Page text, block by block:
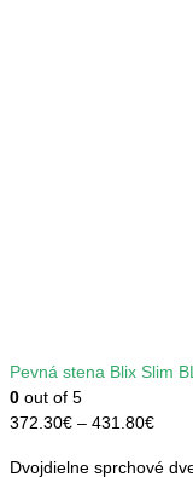
Pevná stena Blix Slim
0 out of 5
372.30€ – 431.80€Price
Dvojdielne sprchové